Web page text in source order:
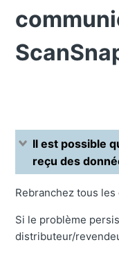
Il est possible
reçu des
Rebranchez tous les
Si le problème
distributeur/